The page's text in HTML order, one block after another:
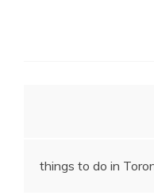
things to do in